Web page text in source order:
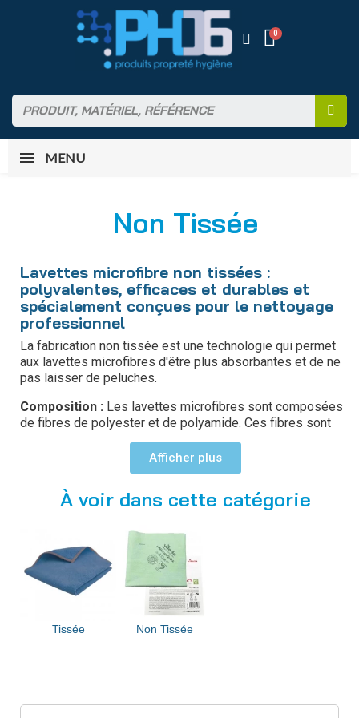
MENU
Non Tissée
Lavettes microfibre non tissées :
polyvalentes, efficaces et durables et
spécialement conçues pour le nettoyage
professionnel
La fabrication non tissée est une technologie qui permet
aux lavettes microfibres d'être plus absorbantes et de ne
pas laisser de peluches.
Composition : Les lavettes microfibres sont composées
de fibres de polyester et de polyamide. Ces fibres sont
très fines et possèdent une grande capacité d'absorption.
Propriétés antibactériennes :Certaines lavettes
microfibres sont traitées avec un agent antibactérien. Cette
propriété est utile pour le nettoyage des surfaces
sensibles.
Pourquoi employer des lavettes en
microfibres non tissées ?
Pour leur polyvalence : Les lavettes microfibres peuvent
être utilisées pour nettoyer une grande variété de
surfaces, y compris les surfaces délicates.
Pour leur efficacité : Les lavettes microfibres sont très
Afficher
À voir dans cette catégorie
Tissée Non Tissée